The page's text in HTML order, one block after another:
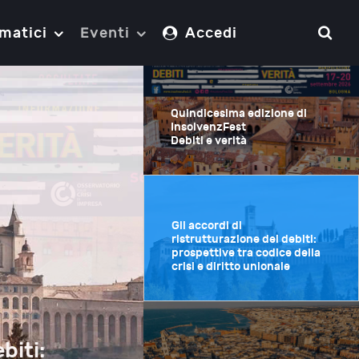
Eventi Accedi
Quindicesima edizione di
InsolvenzFest
Debiti e verità
Gli accordi di
ristrutturazione dei debiti:
prospettive tra codice della
crisi e diritto unionale